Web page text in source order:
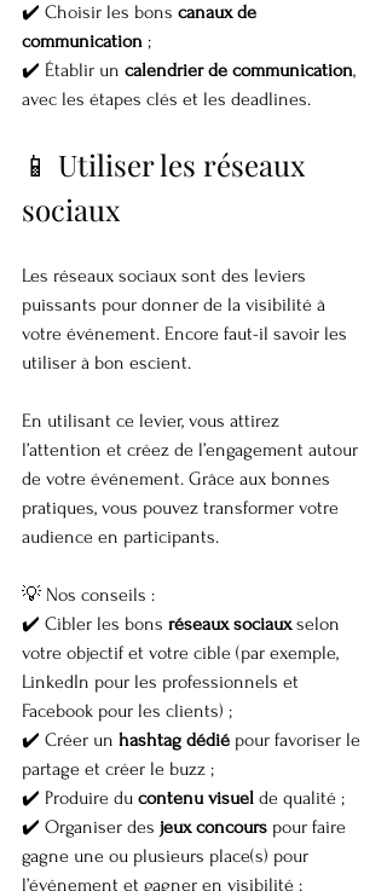
✔️ Choisir les bons canaux de
communication ;
✔️ Établir un calendrier de communication,
avec les étapes clés et les deadlines.
📱 Utiliser les réseaux
sociaux
Les réseaux sociaux sont des leviers
puissants pour donner de la visibilité à
votre événement. Encore faut-il savoir les
utiliser à bon escient.
En utilisant ce levier, vous attirez
l’attention et créez de l’engagement autour
de votre événement. Grâce aux bonnes
pratiques, vous pouvez transformer votre
audience en participants.
💡 Nos conseils :
✔️ Cibler les bons réseaux sociaux selon
votre objectif et votre cible (par exemple,
LinkedIn pour les professionnels et
Facebook pour les clients) ;
✔️ Créer un hashtag dédié pour favoriser le
partage et créer le buzz ;
✔️ Produire du contenu visuel de qualité ;
✔️ Organiser des jeux concours pour faire
gagne une ou plusieurs place(s) pour
l’événement et gagner en visibilité ;